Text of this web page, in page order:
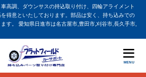
高調、ダウンサスの持込取り付け、四輪アライメント
得意といたしております。部品は安く、持ち込みでの
す。 愛知県日進市は名古屋市,豊田市,刈谷市,長久手市,
MENU